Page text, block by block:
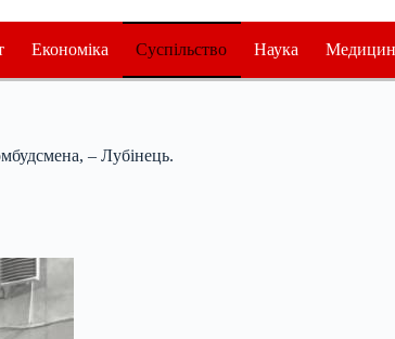
Економіка Суспільство Наука
– Лубінець.